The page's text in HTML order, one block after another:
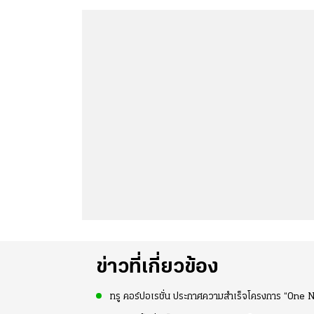
ข่าวที่เกี่ยวข้อง
ทรู คอร์ปอเรชั่น ประกาศความสำเร็จโครงการ “One